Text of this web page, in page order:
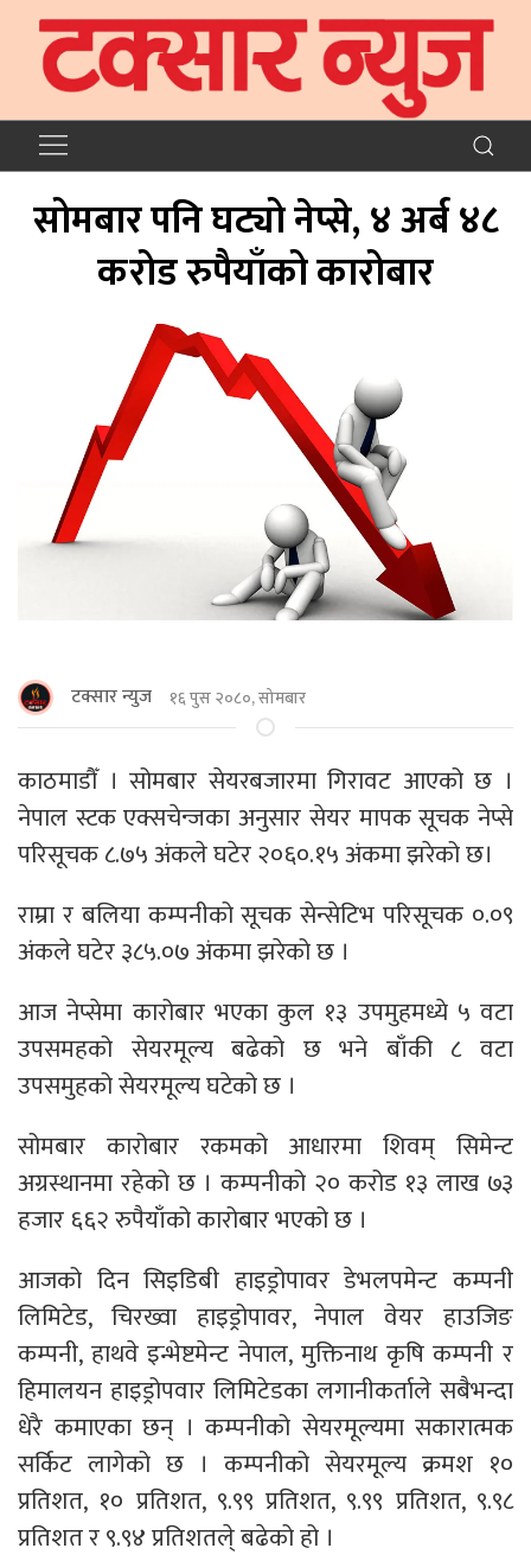
सोमबार पनि घट्यो नेप्से, ४ अर्ब ४८
करोड रुपैयाँको कारोबार
टक्सार न्युज १६ पुस २०८०, सोमबार
काठमाडौँ । सोमबार सेयरबजारमा गिरावट आएको छ ।
नेपाल स्टक एक्सचेन्जका अनुसार सेयर मापक सूचक नेप्से
परिसूचक ८.७५ अंकले घटेर २०६०.१५ अंकमा झरेको छ।
राम्रा र बलिया कम्पनीको सूचक सेन्सेटिभ परिसूचक ०.०९
अंकले घटेर ३८५.०७ अंकमा झरेको छ ।
आज नेप्सेमा कारोबार भएका कुल १३ उपमुहमध्ये ५ वटा
उपसमहको सेयरमूल्य बढेको छ भने बाँकी ८ वटा
उपसमुहको सेयरमूल्य घटेको छ ।
सोमबार कारोबार रकमको आधारमा शिवम् सिमेन्ट
अग्रस्थानमा रहेको छ । कम्पनीको २० करोड १३ लाख ७३
हजार ६६२ रुपैयाँको कारोबार भएको छ ।
आजको दिन सिइडिबी हाइड्रोपावर डेभलपमेन्ट कम्पनी
लिमिटेड, चिरख्वा हाइड्रोपावर, नेपाल वेयर हाउजिङ
कम्पनी, हाथवे इन्भेष्टमेन्ट नेपाल, मुक्तिनाथ कृषि कम्पनी र
हिमालयन हाइड्रोपवार लिमिटेडका लगानीकर्ताले सबैभन्दा
धेरै कमाएका छन् । कम्पनीको सेयरमूल्यमा सकारात्मक
सर्किट लागेको छ । कम्पनीको सेयरमूल्य क्रमश १०
प्रतिशत, १० प्रतिशत, ९.९९ प्रतिशत, ९.९९ प्रतिशत, ९.९८
प्रतिशत र ९.९४ प्रतिशतले् बढेको हो ।